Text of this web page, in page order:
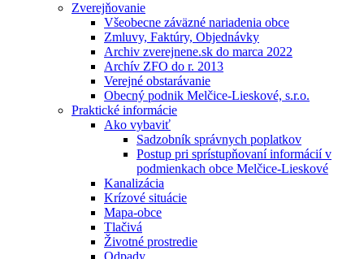
Zverejňovanie
Všeobecne záväzné nariadenia obce
Zmluvy, Faktúry, Objednávky
Archiv zverejnene.sk do marca 2022
Archív ZFO do r. 2013
Verejné obstarávanie
Obecný podnik Melčice-Lieskové, s.r.o.
Praktické informácie
Ako vybaviť
Sadzobník správnych poplatkov
Postup pri sprístupňovaní informácií v
podmienkach obce Melčice-Lieskové
Kanalizácia
Krízové situácie
Mapa-obce
Tlačivá
Životné prostredie
Odpady